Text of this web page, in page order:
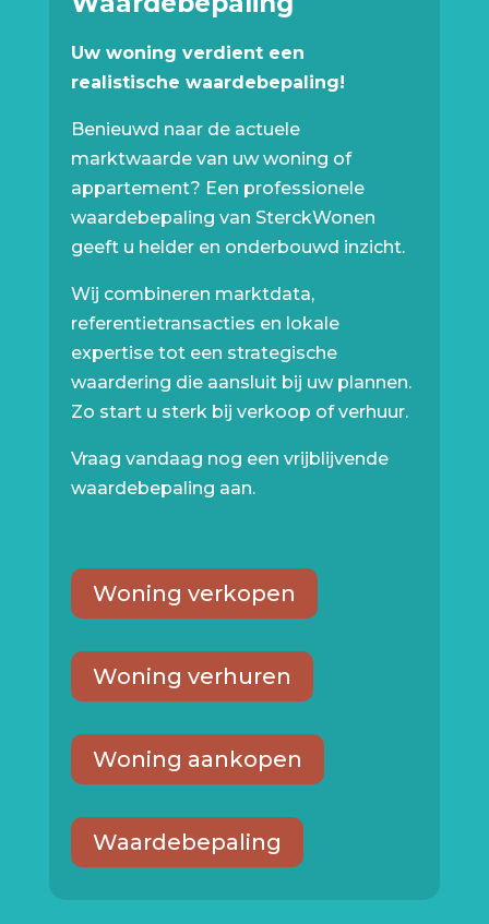
Uw woning verdient een
realistische waardebepaling!
Benieuwd naar de actuele
marktwaarde van uw woning of
appartement? Een professionele
waardebepaling van SterckWonen
geeft u helder en onderbouwd inzicht.
Wij combineren marktdata,
referentietransacties en lokale
expertise tot een strategische
waardering die aansluit bij uw plannen.
Zo start u sterk bij verkoop of verhuur.
Vraag vandaag nog een vrijblijvende
waardebepaling aan.
Woning verkopen
Woning verhuren
Woning aankopen
Waardebepaling